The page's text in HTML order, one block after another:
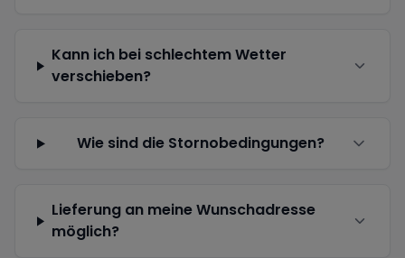
Kann ich bei schlechtem Wetter
verschieben?
Wie sind die Stornobedingungen?
Lieferung an meine Wunschadresse
möglich?